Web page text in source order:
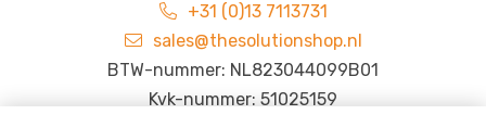
+31 (0)13 7113731
sales@thesolutionshop.nl
BTW-nummer: NL823044099B01
Kvk-nummer: 51025159